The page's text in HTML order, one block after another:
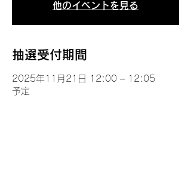
他のイベントを見る
抽選受付期間
2025年11月21日 12:00 – 12:05
予定